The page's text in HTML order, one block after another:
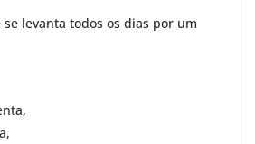
se levanta todos os dias por um